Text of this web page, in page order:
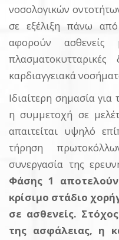
νοσολογικών
σε εξέλιξη πάνω
αφορούν ασθενείς
καρδιαγγειακά
Ιδιαίτερη σημασία για
η συμμετοχή σε
απαιτείται υψηλό
τήρηση
συνεργασία της
Φάσης 1
κρίσιμο στάδιο
σε ασθενείς.
της ασφάλειας, η